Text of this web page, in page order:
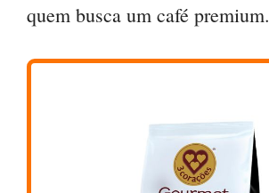
quem busca um café premium.